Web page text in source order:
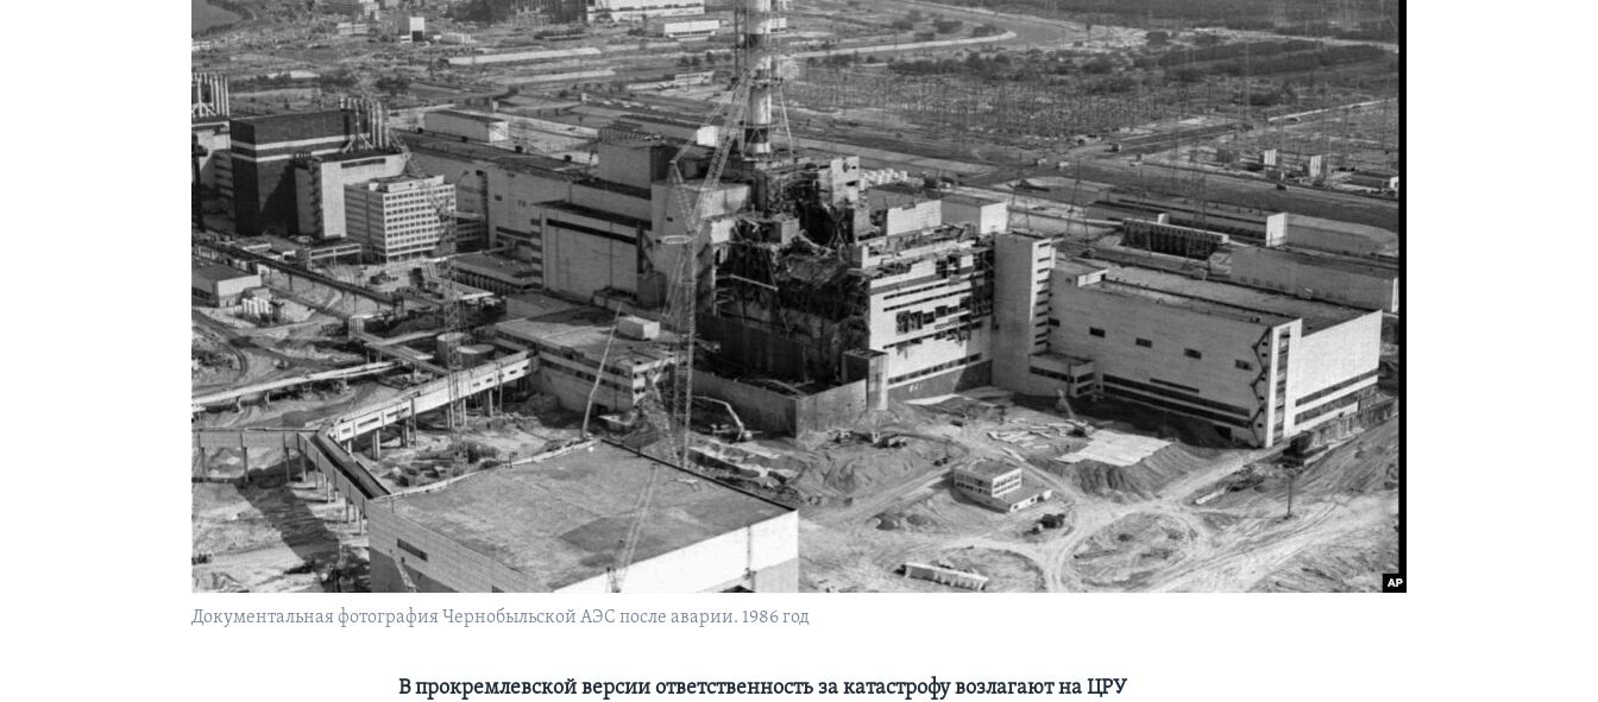
Документальная фотография Чернобыльской АЭС после аварии. 1986 год
В прокремлевской версии ответственность за катастрофу возлагают на ЦРУ